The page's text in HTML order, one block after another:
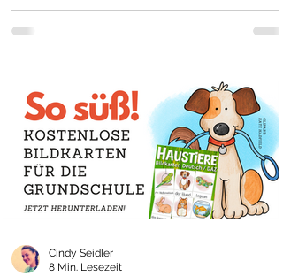
Cindy Seidler
8 Min. Lesezeit